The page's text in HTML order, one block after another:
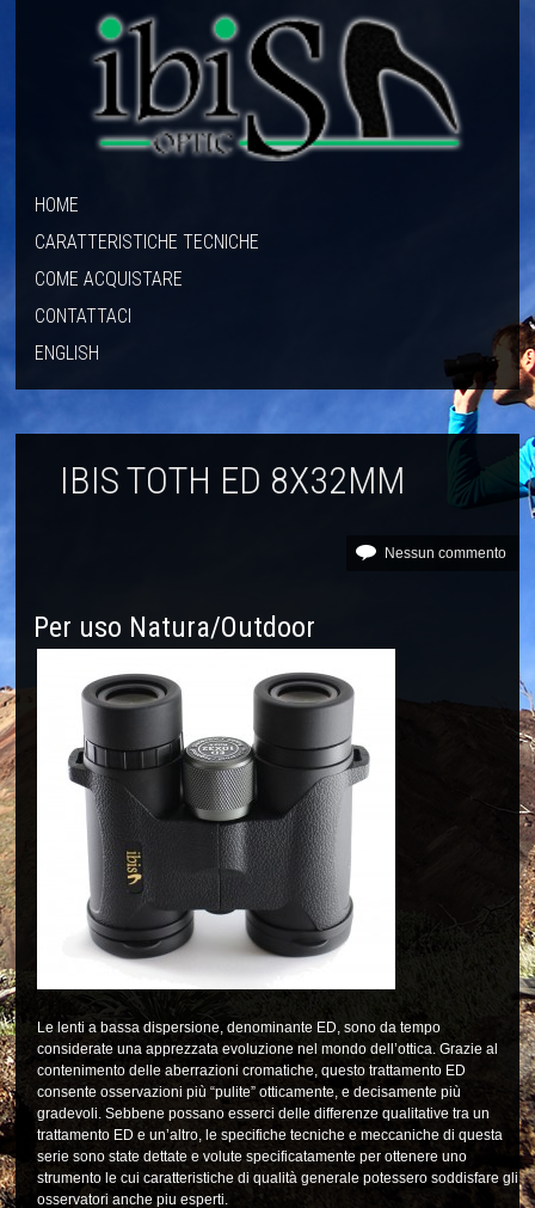
HOME
CARATTERISTICHE TECNICHE
COME ACQUISTARE
CONTATTACI
ENGLISH
IBIS TOTH ED 8X32MM
Nessun commento
Per uso Natura/Outdoor
Le lenti a bassa dispersione, denominante ED, sono da tempo
considerate una apprezzata evoluzione nel mondo dell’ottica. Grazie al
contenimento delle aberrazioni cromatiche, questo trattamento ED
consente osservazioni più “pulite” otticamente, e decisamente più
gradevoli. Sebbene possano esserci delle differenze qualitative tra un
trattamento ED e un’altro, le specifiche tecniche e meccaniche di questa
serie sono state dettate e volute specificatamente per ottenere uno
strumento le cui caratteristiche di qualità generale potessero soddisfare gli
osservatori anche piu esperti.